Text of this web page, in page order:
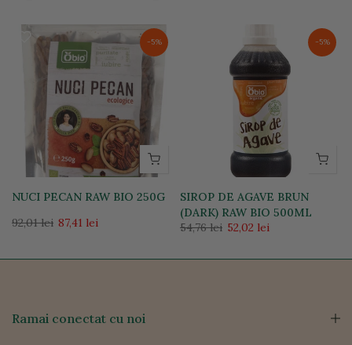
-5%
NUCI PECAN RAW BIO 250G
92,01 lei 87,41 lei
-5%
SIROP DE AGAVE BRUN
(DARK) RAW BIO 500ML
54,76 lei 52,02 lei
Ramai conectat cu noi